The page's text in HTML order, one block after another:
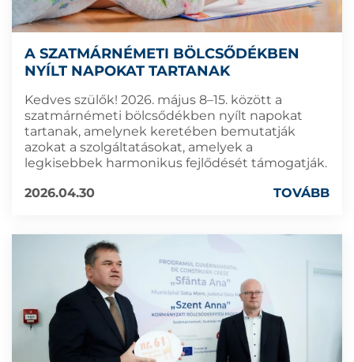
A SZATMÁRNÉMETI BÖLCSŐDÉKBEN
NYÍLT NAPOKAT TARTANAK
Kedves szülők! 2026. május 8–15. között a
szatmárnémeti bölcsődékben nyílt napokat
tartanak, amelynek keretében bemutatják
azokat a szolgáltatásokat, amelyek a
legkisebbek harmonikus fejlődését támogatják.
2026.04.30
TOVÁBB